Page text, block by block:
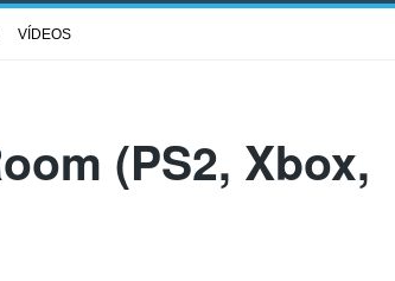
VÍDEOS
(PS2, Xbox,